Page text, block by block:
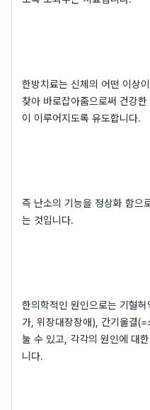
한방치료는 신체의 어떤 이상
찾아 바로잡아줌으로써 건강
이 이루어지도록 유도합니다.
즉 난소의 기능을 정상화 함으
는 것입니다.
한의학적인 원인으로는 기혈
가, 위장대장장애), 간기울결
눌 수 있고, 각각의 원인에 대
니다.